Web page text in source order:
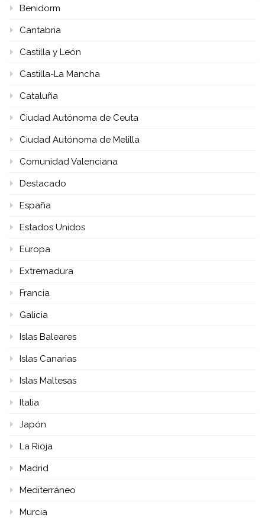
Benidorm
Cantabria
Castilla y León
Castilla-La Mancha
Cataluña
Ciudad Autónoma de Ceuta
Ciudad Autónoma de Melilla
Comunidad Valenciana
Destacado
España
Estados Unidos
Europa
Extremadura
Francia
Galicia
Islas Baleares
Islas Canarias
Islas Maltesas
Italia
Japón
La Rioja
Madrid
Mediterráneo
Murcia